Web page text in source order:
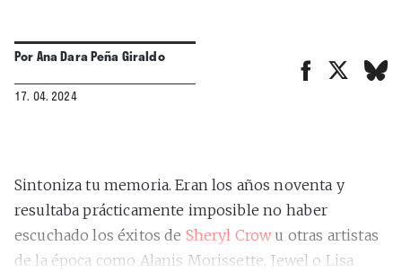
PorAna Dara Peña Giraldo
17. 04. 2024
Sintoniza tu memoria. Eran los años noventa y
resultaba prácticamente imposible no haber
escuchado los éxitos de Sheryl Crowu otras artistas
de la época como Alanis Morissette, Jewel o Lisa